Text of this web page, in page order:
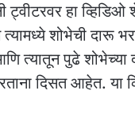
ट्वीटरवर हा
शोभेची दारू
त्यातून पुढे
दिसत आहेत. या